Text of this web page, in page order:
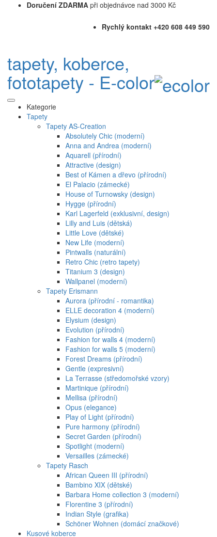
Doručení ZDARMA při objednávce nad 3000 Kč
Rychlý kontakt +420 608 449 590
tapety, koberce,
fototapety - E-color
Kategorie
Tapety
Tapety AS-Creation
Absolutely Chic (moderní)
Anna and Andrea (moderní)
Aquarell (přírodní)
Attractive (design)
Best of Kámen a dřevo (přírodní)
El Palacio (zámecké)
House of Turnowsky (design)
Hygge (přírodní)
Karl Lagerfeld (exklusivní, design)
Lilly and Luis (dětská)
Little Love (dětské)
New Life (moderní)
Pintwalls (naturální)
Retro Chic (retro tapety)
Titanium 3 (design)
Wallpanel (moderní)
Tapety Erismann
Aurora (přírodní - romantika)
ELLE decoration 4 (moderní)
Elysium (design)
Evolution (přírodní)
Fashion for walls 4 (moderní)
Fashion for walls 5 (moderní)
Forest Dreams (přírodní)
Gentle (expresivní)
La Terrasse (středomořské vzory)
Martinique (přírodní)
Mellisa (přírodní)
Opus (elegance)
Play of Light (přírodní)
Pure harmony (přírodní)
Secret Garden (přírodní)
Spotlight (moderní)
Versailles (zámecké)
Tapety Rasch
African Queen III (přírodní)
Bambino XIX (dětské)
Barbara Home collection 3 (moderní)
Florentine 3 (přírodní)
Indian Style (grafika)
Schöner Wohnen (domácí značkové)
Kusové koberce